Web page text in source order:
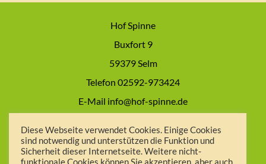
Hof Spinne
Buxfort 9
59379 Selm
Telefon 02592-973424
E-Mail info@hof-spinne.de
Impressum
Datenschutzerklärung
AGB
Diese Webseite verwendet Cookies. Einige Cookies
sind notwendig und unterstützen die Funktion und
Sicherheit dieser Internetseite. Weitere nicht-
funktionale Cookies können Sie akzeptieren, aber auch